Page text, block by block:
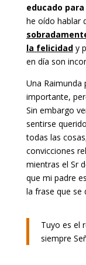
educado para
he oído hablar
la felicidady
en día son
Una Raimunda
importante,
Sin embargo
sentirse
todas las
convicciones
mientras el Sr
que mi padre
la frase que se
Tuyo es el
siempre